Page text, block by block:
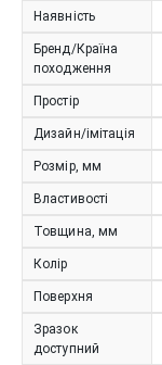
Наявність
Бренд/Країна
походження
Простір
Дизайн/імітація
Розмір, мм
Властивості
Товщина, мм
Колір
Поверхня
Зразок
доступний